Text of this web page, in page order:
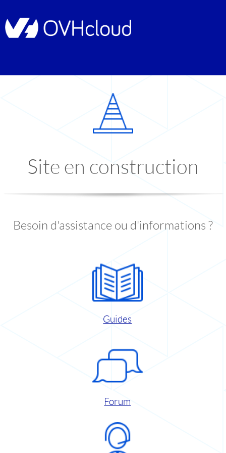
Site en construction
Besoin d'assistance ou d'informations ?
Guides
Forum